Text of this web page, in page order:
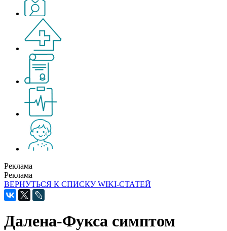
Реклама
Реклама
ВЕРНУТЬСЯ К СПИСКУ WIKI-СТАТЕЙ
Далена-Фукса симптом